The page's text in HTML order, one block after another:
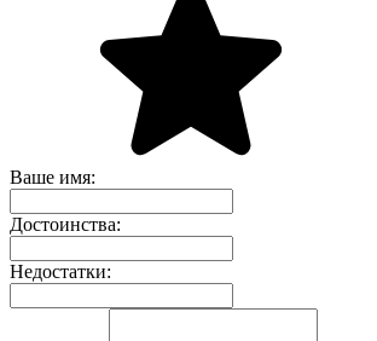
Ваше имя:
Достоинства:
Недостатки: